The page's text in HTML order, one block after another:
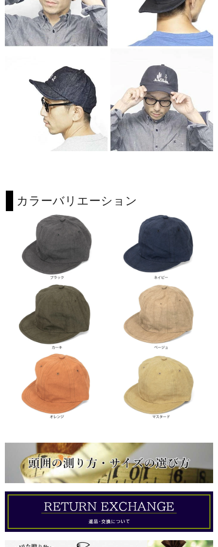
カラーバリエーション